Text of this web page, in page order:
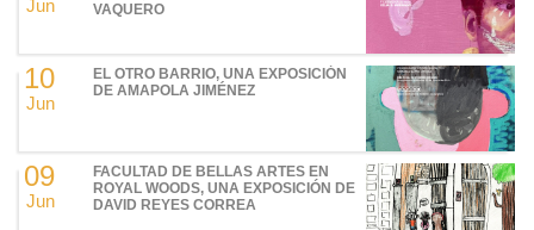
Jun
VAQUERO
10
Jun
EL OTRO BARRIO, UNA EXPOSICIÓN
DE AMAPOLA JIMÉNEZ
09
Jun
FACULTAD DE BELLAS ARTES EN
ROYAL WOODS, UNA EXPOSICIÓN DE
DAVID REYES CORREA